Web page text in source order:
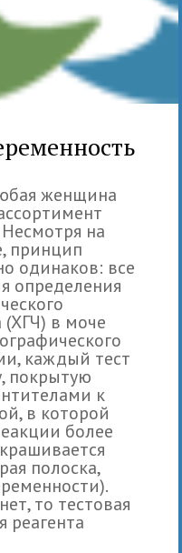
женщина
на
принцип
одинаков: все
определения
(ХГЧ) в моче
каждый тест
покрытую
к
в которой
более
полоска,
то тестовая
реагента